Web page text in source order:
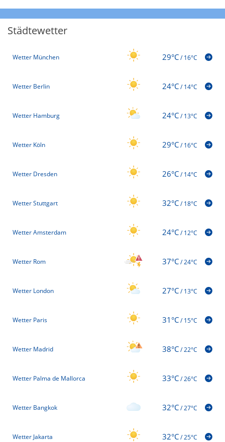
Städtewetter
Wetter München 29°C/16°C
Wetter Berlin 24°C/14°C
Wetter Hamburg 24°C/13°C
Wetter Köln 29°C/16°C
Wetter Dresden 26°C/14°C
Wetter Stuttgart 32°C/18°C
Wetter Amsterdam 24°C/12°C
Wetter Rom 37°C/24°C
Wetter London 27°C/13°C
Wetter Paris 31°C/15°C
Wetter Madrid 38°C/22°C
Wetter Palma de Mallorca 33°C/26°C
Wetter Bangkok 32°C/27°C
Wetter Jakarta 32°C/25°C